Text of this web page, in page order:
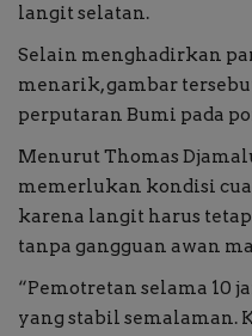
langit selatan.
Selain menghadirkan
menarik, gambar
perputaran Bumi pada
Menurut Thomas
memerlukan kondisi
karena langit harus
tanpa gangguan awan
“Pemotretan selama 10
yang stabil semalaman.